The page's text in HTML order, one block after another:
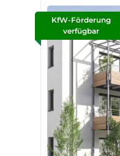
KfW-Förderung
verfügbar